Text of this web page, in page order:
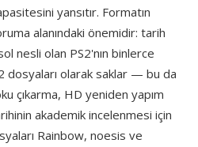
yansıtır. Formatın
alanındaki önemidir: tarih
nesli olan PS2'nın binlerce
dosyaları olarak saklar — bu da
çıkarma, HD yeniden yapım
akademik incelenmesi için
Rainbow, noesis ve